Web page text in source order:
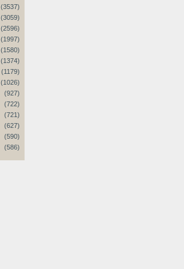
(3537)
(3059)
(2596)
(1997)
(1580)
(1374)
(1179)
(1026)
(927)
(722)
(721)
(627)
(590)
(586)